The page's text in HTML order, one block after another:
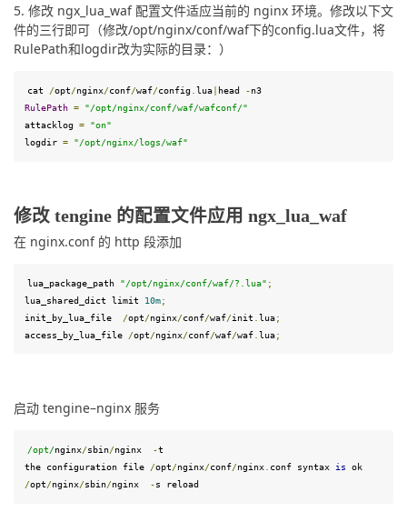
5. 修改 ngx_lua_waf 配置文件适应当前的 nginx 环境。修改以下文
件的三行即可（修改/opt/nginx/conf/waf下的config.lua文件，将
RulePath和logdir改为实际的目录：）
cat /opt/nginx/conf/waf/config. lua| head -
n3
RulePath =
"/opt/nginx/conf/waf/wafconf/"
attacklog =
"on"
logdir = "/opt/nginx/logs/waf"
修改 tengine 的配置文件应用 ngx_lua_waf
在 nginx.conf 的 http 段添加
lua_package_path "/opt/nginx/conf/waf/?.lua" ;
lua_shared_dict limit 10m;
init_by_lua_file
/opt/nginx/conf/waf/init lua;
access_by_lua_file
/opt/nginx/conf/waf/waf. lua;
启动 tengine–nginx 服务
/opt/nginx/sbin/nginx -t
the configuration
file /opt/nginx/conf/nginx. conf syntax is
ok
/opt/nginx/sbin/nginx -s reload